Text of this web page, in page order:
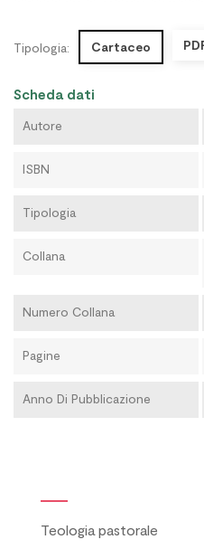
Tipologia: Cartaceo
Scheda dati
Autore
ISBN
Tipologia
Collana
Numero Collana
Pagine
Anno Di Pubblicazione
Teologia pastorale